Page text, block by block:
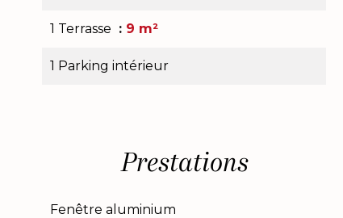
1 Terrasse 9 m²
1 Parking intérieur
Prestations
Fenêtre aluminium